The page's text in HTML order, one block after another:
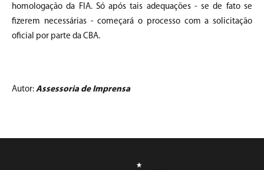
homologação da FIA. Só após tais adequações - se de fato se
fizerem necessárias - começará o processo com a solicitação
oficial por parte da CBA.
Autor: Assessoria de Imprensa